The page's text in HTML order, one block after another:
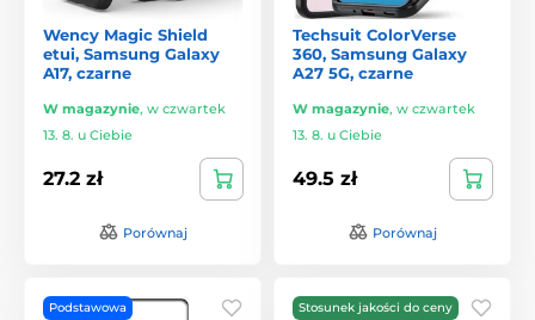
Wency Magic Shield
etui, Samsung Galaxy
A17, czarne
W magazynie, w czwartek
13. 8. u Ciebie
27.2 zł
Porównaj
Techsuit ColorVerse
360, Samsung Galaxy
A27 5G, czarne
W magazynie, w czwartek
13. 8. u Ciebie
49.5 zł
Porównaj
Podstawowa Stosunek jakości do ceny